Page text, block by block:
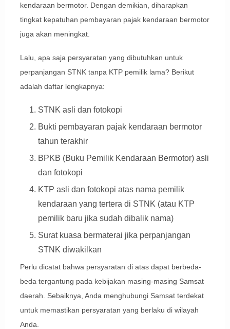
kendaraan bermotor. Dengan demikian, diharapkan
tingkat kepatuhan pembayaran pajak kendaraan bermotor
juga akan meningkat.
Lalu, apa saja persyaratan yang dibutuhkan untuk
perpanjangan STNK tanpa KTP pemilik lama? Berikut
adalah daftar lengkapnya:
STNK asli dan fotokopi
Bukti pembayaran pajak kendaraan bermotor
tahun terakhir
BPKB (Buku Pemilik Kendaraan Bermotor) asli
dan fotokopi
KTP asli dan fotokopi atas nama pemilik
kendaraan yang tertera di STNK (atau KTP
pemilik baru jika sudah dibalik nama)
Surat kuasa bermaterai jika perpanjangan
STNK diwakilkan
Perlu dicatat bahwa persyaratan di atas dapat berbeda-
beda tergantung pada kebijakan masing-masing Samsat
daerah. Sebaiknya, Anda menghubungi Samsat terdekat
untuk memastikan persyaratan yang berlaku di wilayah
Anda.